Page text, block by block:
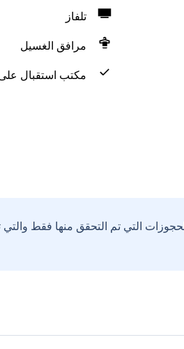
تلفاز
مرافق الغسيل
مكتب استقبال على
التي تم التحقق منها فقط